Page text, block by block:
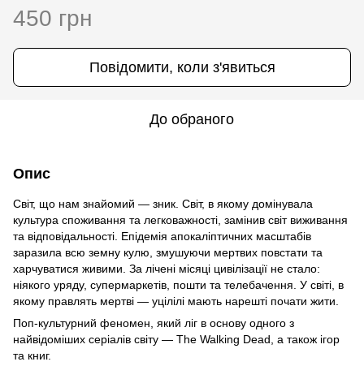
450 грн
Повідомити, коли з'явиться
До обраного
Опис
Світ, що нам знайомий — зник. Світ, в якому домінувала
культура споживання та легковажності, замінив світ виживання
та відповідальності. Епідемія апокаліптичних масштабів
заразила всю земну кулю, змушуючи мертвих повстати та
харчуватися живими. За лічені місяці цивілізації не стало:
ніякого уряду, супермаркетів, пошти та телебачення. У світі, в
якому правлять мертві — уцілілі мають нарешті почати жити.
Поп-культурний феномен, який ліг в основу одного з
найвідоміших серіалів світу — The Walking Dead, а також ігор
та книг.